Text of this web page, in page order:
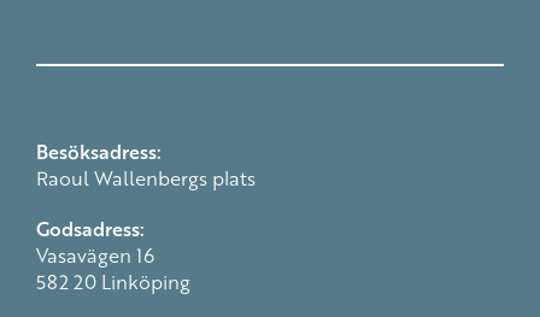
Besöksadress:
Raoul Wallenbergs plats
Godsadress:
Vasavägen 16
582 20 Linköping